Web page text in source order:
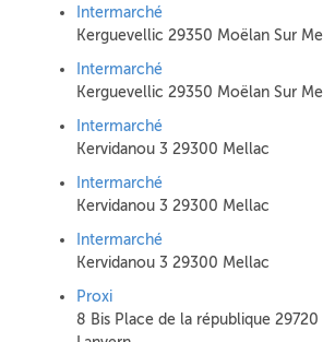
Intermarché
Kerguevellic 29350 Moëlan Sur
Intermarché
Kerguevellic 29350 Moëlan Sur
Intermarché
Kervidanou 3 29300 Mellac
Intermarché
Kervidanou 3 29300 Mellac
Intermarché
Kervidanou 3 29300 Mellac
Proxi
8 Bis Place de la république